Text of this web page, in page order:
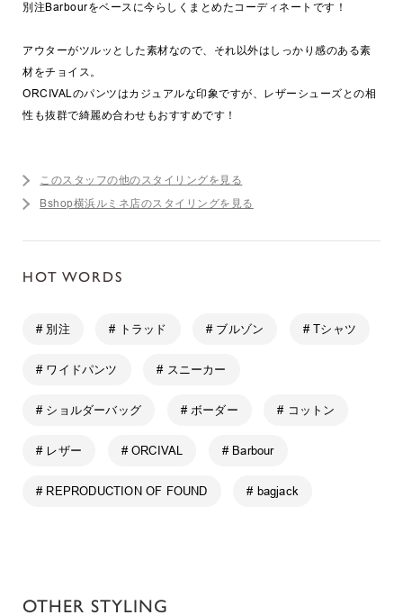
別注Barbourをベースに今らしくまとめたコーディネートです！
アウターがツルッとした素材なので、それ以外はしっかり感のある素
材をチョイス。
ORCIVALのパンツはカジュアルな印象ですが、レザーシューズとの相
性も抜群で綺麗め合わせもおすすめです！
このスタッフの他のスタイリングを見る
Bshop横浜ルミネ店のスタイリングを見る
HOT WORDS
# 別注 # トラッド # ブルゾン # Tシャツ
# ワイドパンツ # スニーカー
# ショルダーバッグ # ボーダー # コットン
# レザー # ORCIVAL # Barbour
# REPRODUCTION OF FOUND # bagjack
OTHER STYLING